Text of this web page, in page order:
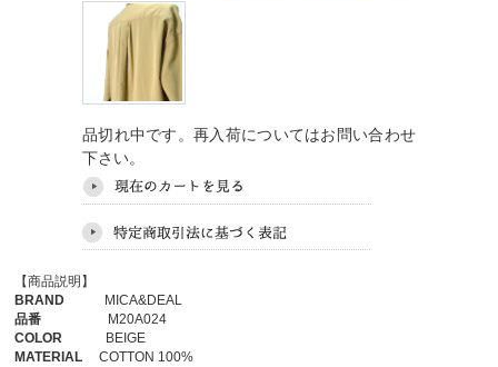
品切れ中です。再入荷についてはお問い合わせ
下さい。
【商品説明】
BRAND MICA&DEAL
品番 M20A024
COLOR BEIGE
MATERIAL COTTON 100%